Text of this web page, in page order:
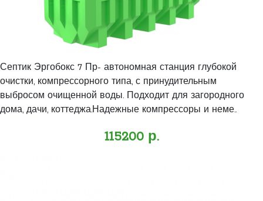
Септик Эргобокс 7 Пр- автономная станция глубокой
очистки, компрессорного типа, с принудительным
выбросом очищенной воды. Подходит для загородного
дома, дачи, коттеджа.Надежные компрессоры и неме..
115200 р.